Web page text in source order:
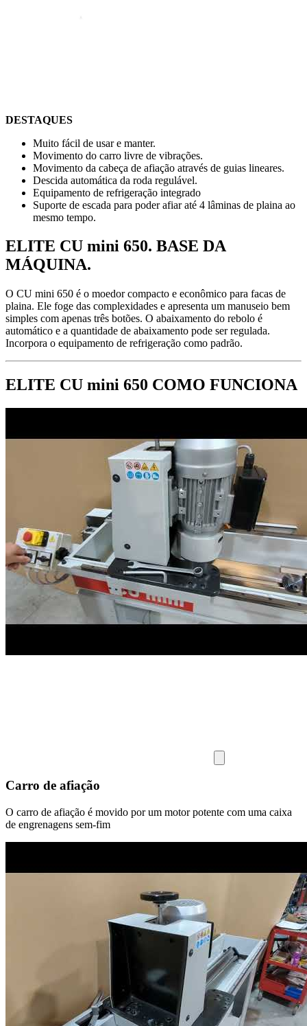
DESTAQUES
Muito fácil de usar e manter.
Movimento do carro livre de vibrações.
Movimento da cabeça de afiação através de guias lineares.
Descida automática da roda regulável.
Equipamento de refrigeração integrado
Suporte de escada para poder afiar até 4 lâminas de plaina ao
mesmo tempo.
ELITE CU mini 650. BASE DA
MÁQUINA.
O CU mini 650 é o moedor compacto e econômico para facas de
plaina. Ele foge das complexidades e apresenta um manuseio bem
simples com apenas três botões. O abaixamento do rebolo é
automático e a quantidade de abaixamento pode ser regulada.
Incorpora o equipamento de refrigeração como padrão.
ELITE CU mini 650 COMO FUNCIONA
Carro de afiação
O carro de afiação é movido por um motor potente com uma caixa
de engrenagens sem-fim